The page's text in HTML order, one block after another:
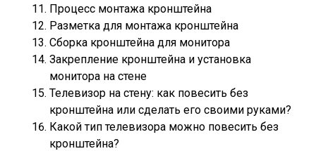
Процесс монтажа кронштейна
Разметка для монтажа кронштейна
Сборка кронштейна для монитора
Закрепление кронштейна и установка
монитора на стене
Телевизор на стену: как повесить без
кронштейна или сделать его своими руками?
Какой тип телевизора можно повесить без
кронштейна?